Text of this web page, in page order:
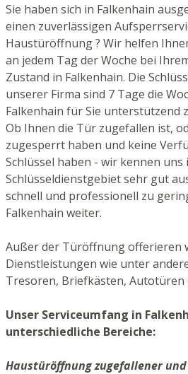
Sie haben sich in Falkenhain
einen zuverlässigen
Haustüröffnung ? Wir helfen
an jedem Tag der Woche bei
Zustand in Falkenhain. Die
unserer Firma sind 7 Tage die
Falkenhain für Sie unterstützend
Ob Ihnen die Tür zugefallen ist,
zugesperrt haben und keine
Schlüssel haben - wir kennen uns
Schlüsseldienstgebiet sehr gut
schnell und professionell zu
Falkenhain weiter.
Außer der Türöffnung offerieren
Dienstleistungen wie unter
Tresoren, Briefkästen, Autotüren
Unser Serviceumfang in
unterschiedliche Bereiche:
Haustüröffnung zugefallener